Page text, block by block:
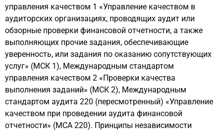
управления качеством 1 «Управление качеством в
аудиторских организациях, проводящих аудит или
обзорные проверки финансовой отчетности, а также
выполняющих прочие задания, обеспечивающие
уверенность, или задания по оказанию сопутствующих
услуг» (МСК 1), Международным стандартом
управления качеством 2 «Проверки качества
выполнения заданий» (МСК 2), Международным
стандартом аудита 220 (пересмотренный) «Управление
качеством при проведении аудита финансовой
отчетности» (МСА 220). Принципы независимости